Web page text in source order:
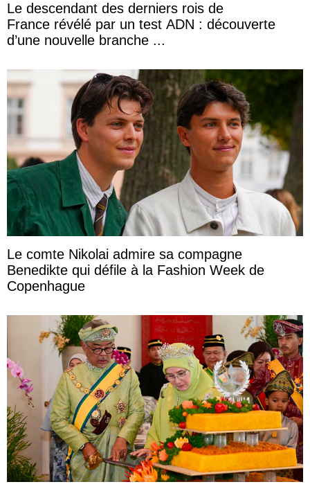
Le descendant des derniers rois de
France révélé par un test ADN : découverte
d’une nouvelle branche ...
Le comte Nikolai admire sa compagne
Benedikte qui défile à la Fashion Week de
Copenhague